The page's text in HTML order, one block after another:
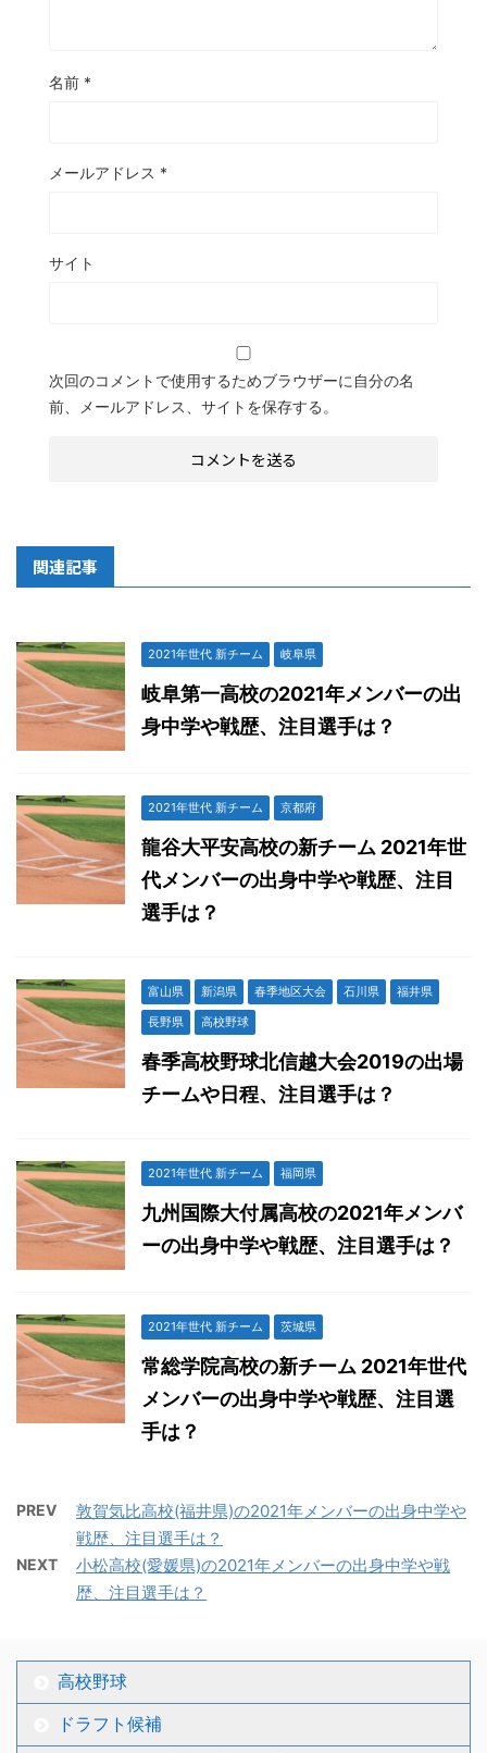
名前 *
メールアドレス *
サイト
次回のコメントで使用するためブラウザーに自分の名
前、メールアドレス、サイトを保存する。
関連記事
2021年世代 新チーム 岐阜県
岐阜第一高校の2021年メンバーの出
身中学や戦歴、注目選手は？
2021年世代 新チーム 京都府
龍谷大平安高校の新チーム 2021年世
代メンバーの出身中学や戦歴、注目
選手は？
富山県 新潟県 春季地区大会 石川県
福井県
長野県
高校野球
春季高校野球北信越大会2019の出場
チームや日程、注目選手は？
2021年世代 新チーム 福岡県
九州国際大付属高校の2021年メンバ
ーの出身中学や戦歴、注目選手は？
2021年世代 新チーム 茨城県
常総学院高校の新チーム 2021年世代
メンバーの出身中学や戦歴、注目選
手は？
PREV
敦賀気比高校(福井県)の2021年メンバーの出身中学や
戦歴、注目選手は？
NEXT
小松高校(愛媛県)の2021年メンバーの出身中学や戦
歴、注目選手は？
高校野球
ドラフト候補